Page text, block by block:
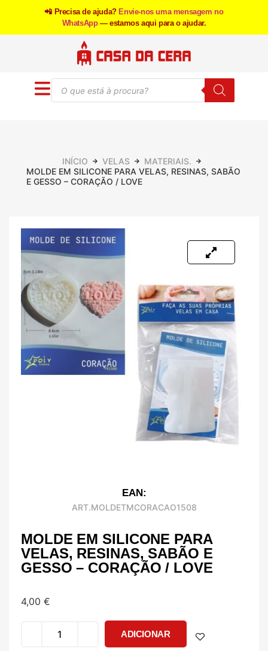
📲 Precisa de ajuda? Envie-nos uma mensagem no
WhatsApp — estamos aqui para o ajudar.
INÍCIO VELAS
MATERIAIS.
MOLDE EM SILICONE PARA VELAS, RESINAS, SABÃO
E GESSO – CORAÇÃO / LOVE
EAN:
ART.MOLDETMCORACAO1508
MOLDE EM SILICONE PARA
VELAS, RESINAS, SABÃO E
GESSO – CORAÇÃO / LOVE
4,00 €
ADICIONAR